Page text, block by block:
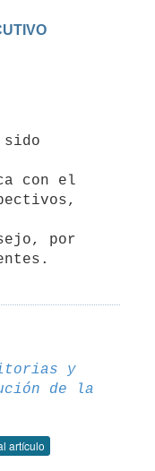
sido
con el
por
y
de la
artículo